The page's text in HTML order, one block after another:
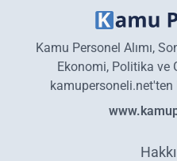
Kamu Personel Alımı,
Ekonomi, Politika ve